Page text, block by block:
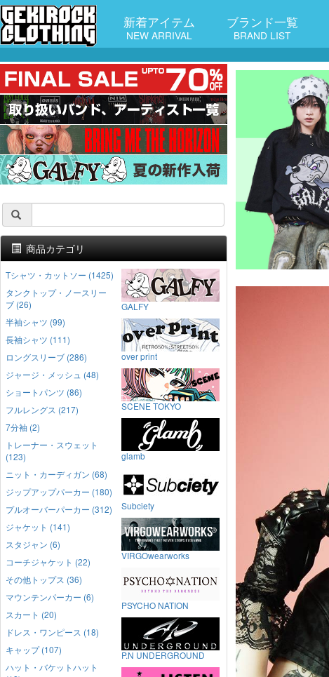
新着アイテム
NEW ARRIVAL
ブランド一覧
BRAND LIST
商品カテゴリ
Tシャツ・カットソー (1425)
タンクトップ・ノースリー
ブ (26)
半袖シャツ (99)
長袖シャツ (111)
ロングスリーブ (286)
ジャージ・メッシュ (48)
ショートパンツ (86)
フルレングス (217)
7分袖 (2)
トレーナー・スウェット
(123)
ニット・カーディガン (68)
ジップアップパーカー (180)
プルオーバーパーカー (312)
ジャケット (141)
スタジャン (6)
コーチジャケット (22)
その他トップス (36)
マウンテンパーカー (6)
スカート (20)
ドレス・ワンピース (18)
キャップ (107)
ハット・バケットハット
GALFY
over print
SCENE TOKYO
glamb
Subciety
VIRGOwearworks
PSYCHO NATION
P.N UNDERGROUND